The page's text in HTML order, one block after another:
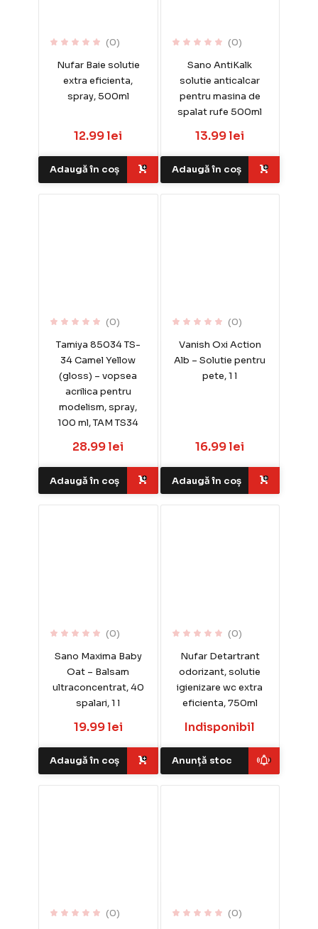
(0)
Nufar Baie solutie
extra eficienta,
spray, 500ml
12.99 lei
Adaugă în coș
(0)
Sano AntiKalk
solutie anticalcar
pentru masina de
spalat rufe 500ml
13.99 lei
Adaugă în coș
(0)
Tamiya 85034 TS-
34 Camel Yellow
(gloss) – vopsea
acrilica pentru
modelism, spray,
100 ml, TAM TS34
28.99 lei
Adaugă în coș
(0)
Vanish Oxi Action
Alb – Solutie pentru
pete, 1 l
16.99 lei
Adaugă în coș
(0)
Sano Maxima Baby
Oat – Balsam
ultraconcentrat, 40
spalari, 1 l
19.99 lei
Adaugă în coș
(0)
Nufar Detartrant
odorizant, solutie
igienizare wc extra
eficienta, 750ml
Indisponibil
Anunță stoc
(0) (0)